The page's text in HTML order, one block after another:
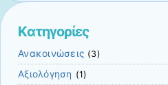
Kατηγορίες
Ανακοινώσεις (3)
Αξιολόγηση (1)